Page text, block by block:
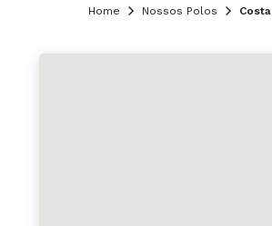
Home Nossos Polos